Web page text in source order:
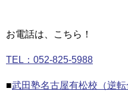
お電話は、こちら！
TEL：052-825-5988
■武田塾名古屋有松校（逆転